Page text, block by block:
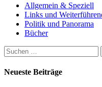
Allgemein & Speziell
Links und
Politik und Panorama
Bücher
Suchen
nach:
Neueste Beiträge